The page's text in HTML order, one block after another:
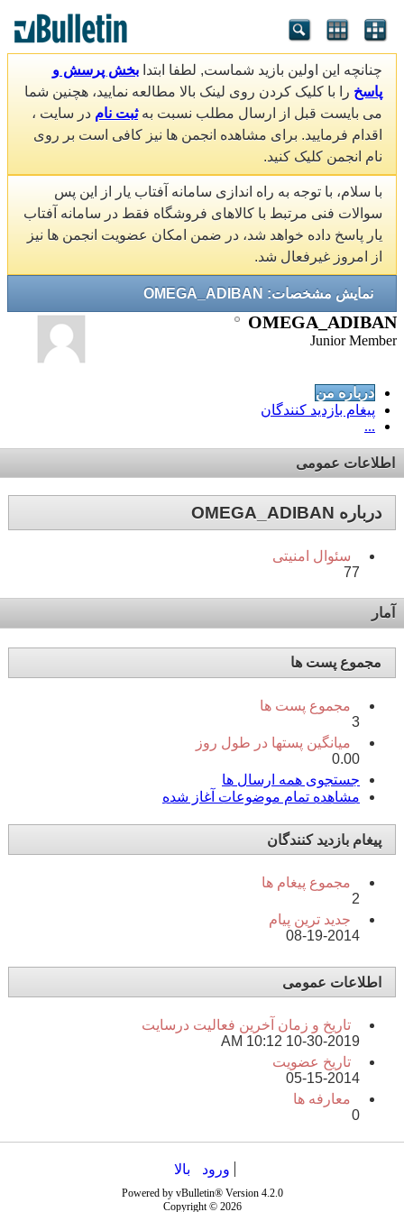
چنانچه این اولین بازید شماست, لطفا ابتدا بخش پرسش و
پاسخ را با کلیک کردن روی لینک بالا مطالعه نمایید، هچنین شما
می بایست قبل از ارسال مطلب نسبت بهثبت نام در سایت ،
اقدام فرمایید. برای مشاهده انجمن ها نیز کافی است بر روی
نام انجمن کلیک کنید.
با سلام، با توجه به راه اندازی سامانه آفتاب یار از این پس
سوالات فنی مرتبط با کالاهای فروشگاه فقط در سامانه آفتاب
یار پاسخ داده خواهد شد، در ضمن امکان عضویت انجمن ها نیز
از امروز غیرفعال شد.
نمایش مشخصات: OMEGA_ADIBAN
OMEGA_ADIBAN
Junior Member
درباره من
پیغام بازدید کنندگان
...
اطلاعات عمومی
درباره OMEGA_ADIBAN
سئوال امنیتی
77
آمار
مجموع پست ها
مجموع پست ها
3
میانگین پستها در طول روز
0.00
جستجوی همه ارسال ها
مشاهده تمام موضوعات آغاز شده
پیغام بازدید کنندگان
مجموع پیغام ها
2
جدید ترین پیام
08-19-2014
اطلاعات عمومی
تاریخ و زمان آخرین فعالیت درسایت
10-30-2019
10:12 AM
تاریخ عضویت
05-15-2014
معارفه ها
0
ورود بالا
Powered by vBulletin® Version 4.2.0
Copyright © 2026